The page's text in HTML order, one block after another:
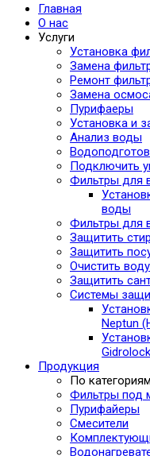
Главная
О нас
Услуги
Установка
Замена
Ремонт
Замена
Пурифаеры
Установка и
Анализ воды
Подключить
Фильтры для
воды
Фильтры для
Защитить
Защитить
Очистить
Защитить
Системы
Neptun
Продукция
По категориям
Фильтры под
Пурифайеры
Смесители